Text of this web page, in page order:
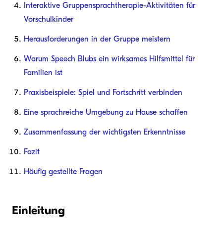
Interaktive Gruppensprachtherapie-Aktivitäten für
Vorschulkinder
Herausforderungen in der Gruppe meistern
Warum Speech Blubs ein wirksames Hilfsmittel für
Familien ist
Praxisbeispiele: Spiel und Fortschritt verbinden
Eine sprachreiche Umgebung zu Hause schaffen
Zusammenfassung der wichtigsten Erkenntnisse
Fazit
Häufig gestellte Fragen
Einleitung